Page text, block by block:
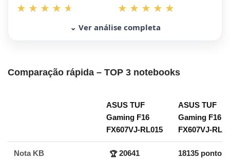
⌄ Ver análise completa
Comparação rápida – TOP 3 notebooks
ASUS TUF
Gaming F16
FX607VJ-RL015
ASUS TUF
Gaming F16
FX607VJ-
Nota KB 🏆20641
18135 pontos